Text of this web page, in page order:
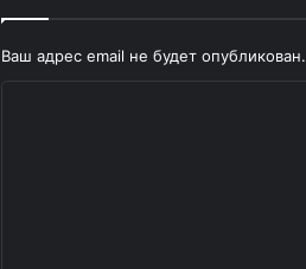
Ваш адрес email не будет опубликован.